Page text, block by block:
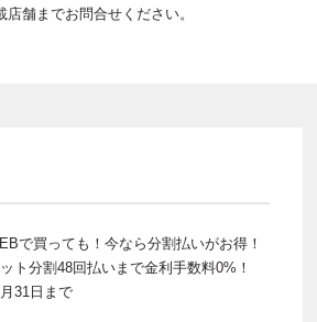
舗までお問合せください。
で買っても！今なら分割払いがお得！
ト分割48回払いまで金利手数料0%！
31日まで